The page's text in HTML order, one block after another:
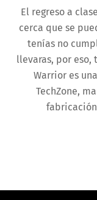
El regreso a
cerca que se
tenías no
llevaras, por eso,
Warrior es
TechZone,